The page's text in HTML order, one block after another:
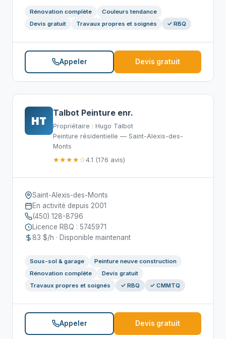
Rénovation complète
Couleurs tendance
Devis gratuit
Travaux propres et soignés ✓ RBQ
Appeler Devis gratuit
HT
Talbot Peinture enr.
Propriétaire : Hugo Talbot
Peinture résidentielle — Saint-Alexis-des-
Monts
★★★★☆4.1 (176 avis)
Saint-Alexis-des-Monts
En activité depuis 2001
(450) 128-8796
Licence RBQ : 5745971
83 $/h · Disponible maintenant
Sous-sol & garage
Peinture neuve construction
Rénovation complète
Devis gratuit
Travaux propres et soignés
✓ RBQ ✓ CMMTQ
Appeler Devis gratuit